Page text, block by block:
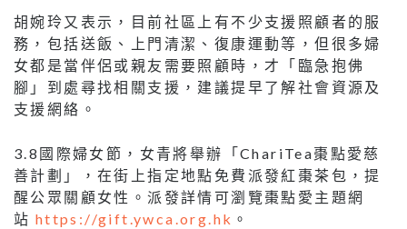
胡婉玲又表示，目前社區上有不少支援照顧者的服
務，包括送飯、上門清潔、復康運動等，但很多婦
女都是當伴侶或親友需要照顧時，才「臨急抱佛
腳」到處尋找相關支援，建議提早了解社會資源及
支援網絡。
3.8國際婦女節，女青將舉辦「ChariTea棗點愛慈
善計劃」，在街上指定地點免費派發紅棗茶包，提
醒公眾關顧女性。派發詳情可瀏覽棗點愛主題網
站 https://gift.ywca.org.hk 。